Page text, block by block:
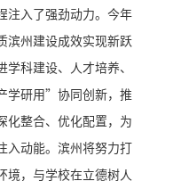
注入了强劲动力。今年
州建设成效实现新跃
科建设、人才培养、
学研用”协同创新，推
化整合、优化配置，为
动能。滨州将努力打
境，与学校在立德树人